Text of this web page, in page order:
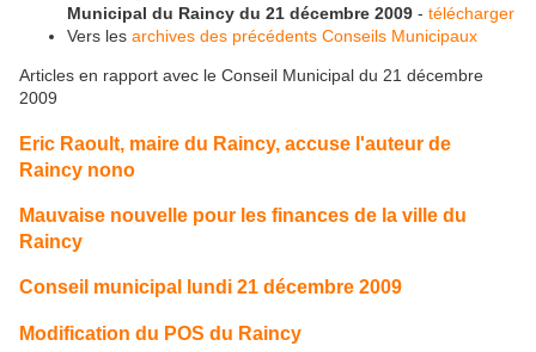
Municipal du Raincy du 21 décembre 2009 - télécharger
Vers les archives des précédents Conseils Municipaux
Articles en rapport avec le Conseil Municipal du 21 décembre
2009
Eric Raoult, maire du Raincy, accuse l'auteur de
Raincy nono
Mauvaise nouvelle pour les finances de la ville du
Raincy
Conseil municipal lundi 21 décembre 2009
Modification du POS du Raincy